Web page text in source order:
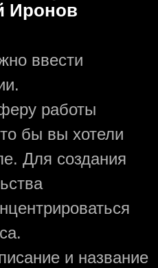
Иронов
ввести
работы
бы вы хотели
Для создания
и название